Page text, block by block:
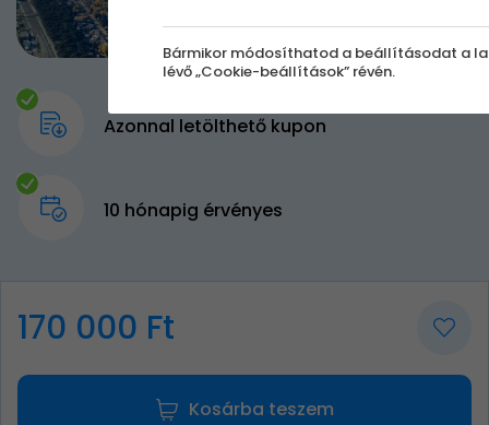
Azonnal letölthető kupon
10 hónapig érvényes
170 000 Ft
Kosárba teszem
Bármikor módosíthatod a beállításodat a
lévő „Cookie-beállítások” révén.